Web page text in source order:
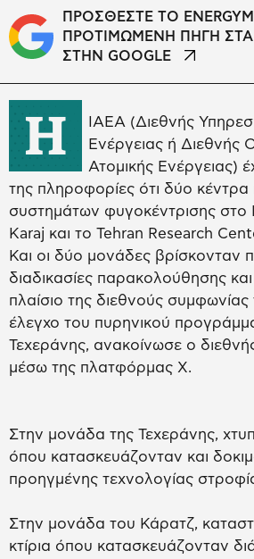
ΠΡΟΣΘΕΣΤΕ ΤΟ
ΠΡΟΤΙΜΩΜΕΝΗ ΠΗΓΗ
ΣΤΗΝ GOOGLE
H
IAEA (Διεθνής
Ενέργειας ή Διεθνής
Ατομικής Ενέργειας)
της πληροφορίες ότι δύο
συστημάτων φυγοκέντρισης στο
Karaj και το Tehran Research
Και οι δύο μονάδες βρίσκονταν
διαδικασίες παρακολούθησης
πλαίσιο της διεθνούς συμφωνίας
έλεγχο του πυρηνικού
Τεχεράνης, ανακοίνωσε ο
μέσω της πλατφόρμας Χ.
Στην μονάδα της Τεχεράνης,
όπου κατασκευάζονταν και
προηγμένης τεχνολογίας
Στην μονάδα του Κάρατζ,
κτίρια όπου κατασκευάζονταν